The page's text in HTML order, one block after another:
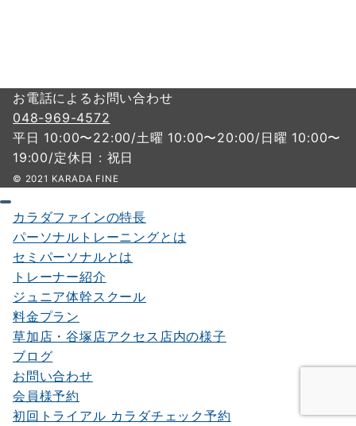
お電話によるお問い合わせ
048-969-4572
平日 10:00〜22:00/土曜 10:00〜20:00/日曜 10:00〜
19:00/定休日 : 祝日
© 2021 KARADA FINE
カラダファインの特長
パーソナルトレーニングとは
セミパーソナルとは
トレーナー紹介
ジュニア体幹スクール
料金プラン
草加店・谷塚店アクセス店内の様子
ブログ
お問い合わせ
会員様予約
初回トライアル カラダチェック予約